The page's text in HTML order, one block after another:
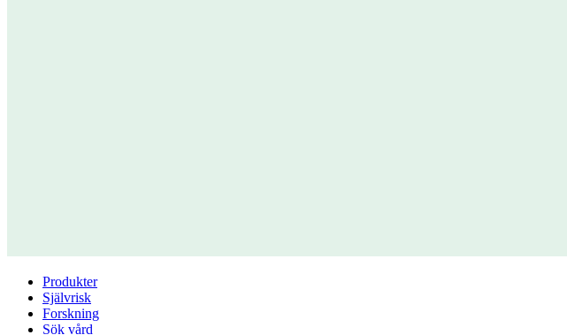
Produkter
Självrisk
Forskning
Sök vård